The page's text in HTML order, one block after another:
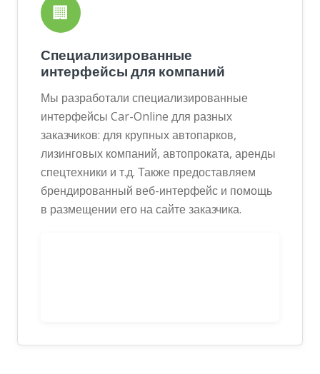
🏢
Специализированные
интерфейсы для компаний
Мы разработали специализированные
интерфейсы Car-Online для разных
заказчиков: для крупных автопарков,
лизинговых компаний, автопроката, аренды
спецтехники и т.д. Также предоставляем
брендированный веб-интерфейс и помощь
в размещении его на сайте заказчика.